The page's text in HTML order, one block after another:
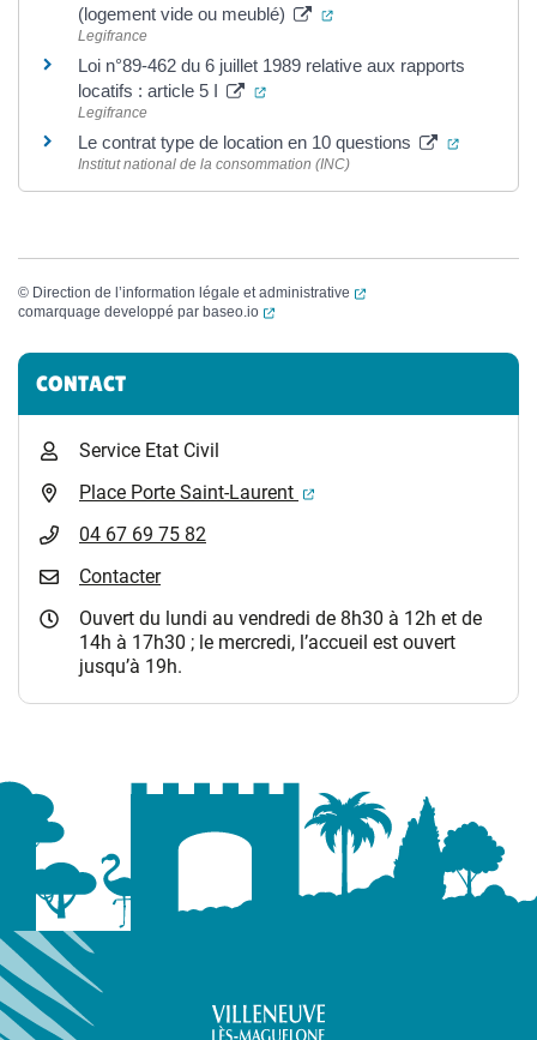
(logement vide ou meublé)
(ouverture dans un
Legifrance
Loi n°89-462 du 6 juillet 1989 relative aux rapports
locatifs : article 5 I
(ouverture dans un nouvel onglet)
Legifrance
Le contrat type de location en 10 questions
Institut national de la consommation (INC)
© Direction de l’information légale et administrative
(ouverture dans un
comarquage developpé par baseo.io (ouverture dans un nouvel onglet)
Informations complémentaires
CONTACT
Service Etat Civil
Place Porte Saint-Laurent
(ouverture dans un
04 67 69 75 82
Contacter
Ouvert du lundi au vendredi de 8h30 à 12h et de
14h à 17h30 ; le mercredi, l’accueil est ouvert
jusqu’à 19h.